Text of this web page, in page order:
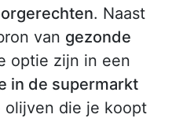
. Naast
van gezonde
optie zijn in een
in de supermarkt
olijven die je koopt